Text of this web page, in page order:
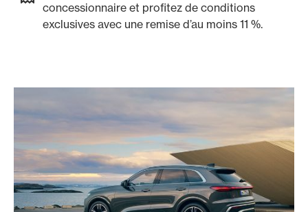
concessionnaire et profitez de conditions
exclusives avec une remise d’au moins 11 %.